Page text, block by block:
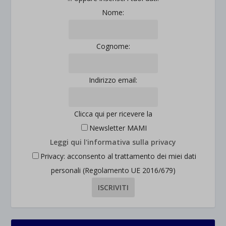
Nome:
Cognome:
Indirizzo email:
Clicca qui per ricevere la
Newsletter MAMI
Leggi qui l'informativa sulla privacy
Privacy: acconsento al trattamento dei miei dati
personali (Regolamento UE 2016/679)